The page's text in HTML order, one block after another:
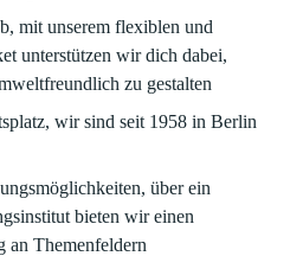
mit unserem flexiblen und
unterstützen wir dich dabei,
zu gestalten
, wir sind seit 1958 in Berlin
, über ein
bieten wir einen
an Themenfeldern